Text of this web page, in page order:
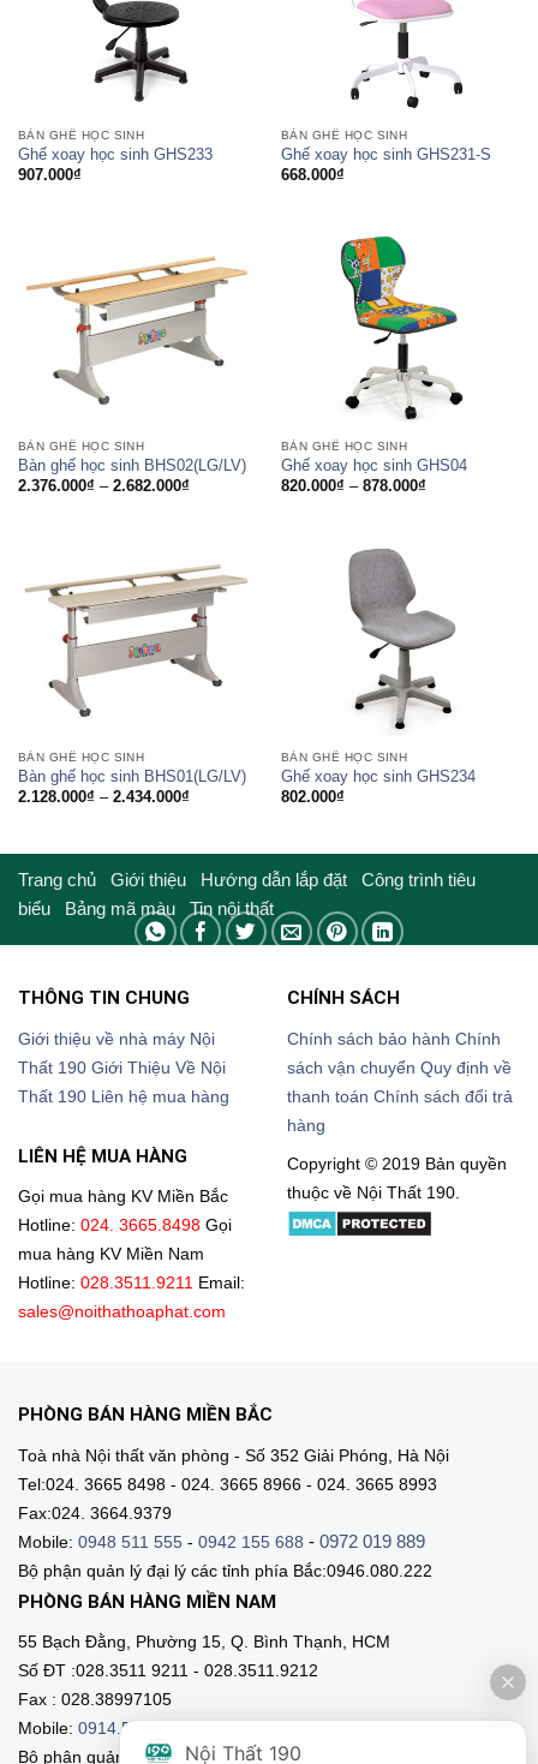
BÀN GHẾ HỌC SINH
Ghế xoay học sinh GHS233
907.000₫
BÀN GHẾ HỌC SINH
Ghế xoay học sinh GHS231-S
668.000₫
BÀN GHẾ HỌC SINH
Bàn ghế học sinh BHS02(LG/LV)
2.376.000₫ – 2.682.000₫Khoảng
BÀN GHẾ HỌC SINH
Ghế xoay học sinh GHS04
820.000₫ – 878.000₫Khoảng
BÀN GHẾ HỌC SINH
Bàn ghế học sinh BHS01(LG/LV)
2.128.000₫ – 2.434.000₫Khoảng
đến
BÀN GHẾ HỌC SINH
Ghế xoay học sinh GHS234
802.000₫
Trang chủ Giới thiệu Hướng dẫn lắp đặt Công trình tiêu
biểu
Bảng mã màu Tin nội thất
THÔNG TIN CHUNG
Giới thiệu về nhà máy Nội
Thất 190 Giới Thiệu Về Nội
Thất 190 Liên hệ mua hàng
CHÍNH SÁCH
Chính sách bảo hành Chính
sách vận chuyển Quy định về
thanh toán Chính sách đổi trả
hàng
LIÊN HỆ MUA HÀNG
Gọi mua hàng KV Miền Bắc
Hotline: 024. 3665.8498 Gọi
mua hàng KV Miền Nam
Hotline: 028.3511.9211 Email:
sales@noithathoaphat.com
Copyright © 2019 Bản quyền
thuộc về Nội Thất 190.
PHÒNG BÁN HÀNG MIỀN BẮC
Toà nhà Nội thất văn phòng - Số 352 Giải Phóng, Hà Nội
Tel:024. 3665 8498 - 024. 3665 8966 - 024. 3665 8993
Fax:024. 3664.9379
Mobile: 0948 511 555 - 0942 155 688 - 0972 019 889
Bộ phận quản lý đại lý các tỉnh phía Bắc:0946.080.222
PHÒNG BÁN HÀNG MIỀN NAM
55 Bạch Đằng, Phường 15, Q. Bình Thạnh, HCM
Số ĐT :028.3511 9211 - 028.3511.9212
Fax : 028.38997105
Mobile: 0914.515.659
Bộ phận quản lý đại lý các tỉnh phía Nam:0903.331.9211
Nội Thất 190